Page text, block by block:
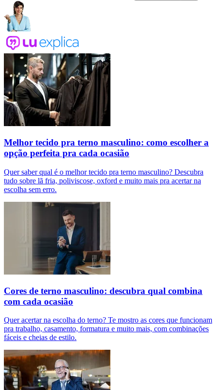
Melhor tecido pra terno masculino: como escolher a
opção perfeita pra cada ocasião
Quer saber qual é o melhor tecido pra terno masculino? Descubra
tudo sobre lã fria, poliviscose, oxford e muito mais pra acertar na
escolha sem erro.
Cores de terno masculino: descubra qual combina
com cada ocasião
Quer acertar na escolha do terno? Te mostro as cores que funcionam
pra trabalho, casamento, formatura e muito mais, com combinações
fáceis e cheias de estilo.